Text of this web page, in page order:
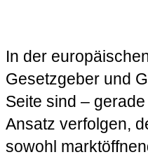
In der
Gesetzgeber und
Seite sind –
Ansatz verfolgen,
sowohl